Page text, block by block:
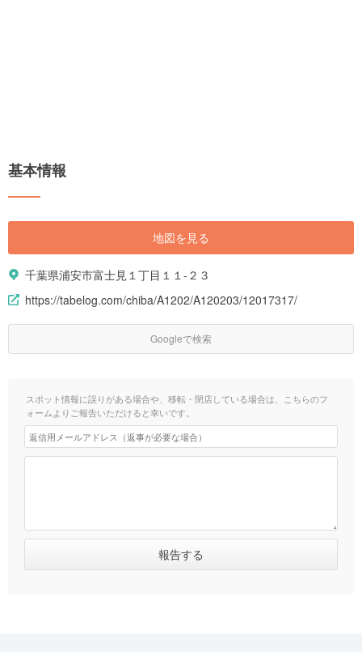
基本情報
地図を見る
千葉県浦安市富士見１丁目１１-２３
https://tabelog.com/chiba/A1202/A120203/12017317/
Googleで検索
スポット情報に誤りがある場合や、移転・閉店している場合は、こちらのフ
ォームよりご報告いただけると幸いです。